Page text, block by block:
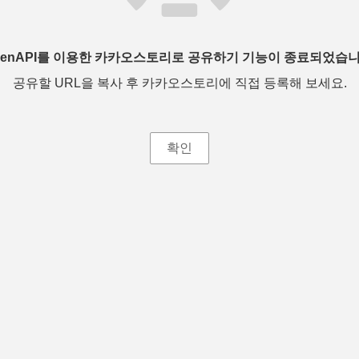
를 이용한 카카오스토리로 공유하기 기능이 종료되었습
공유할 URL을 복사 후 카카오스토리에 직접 등록해 보세요.
확인